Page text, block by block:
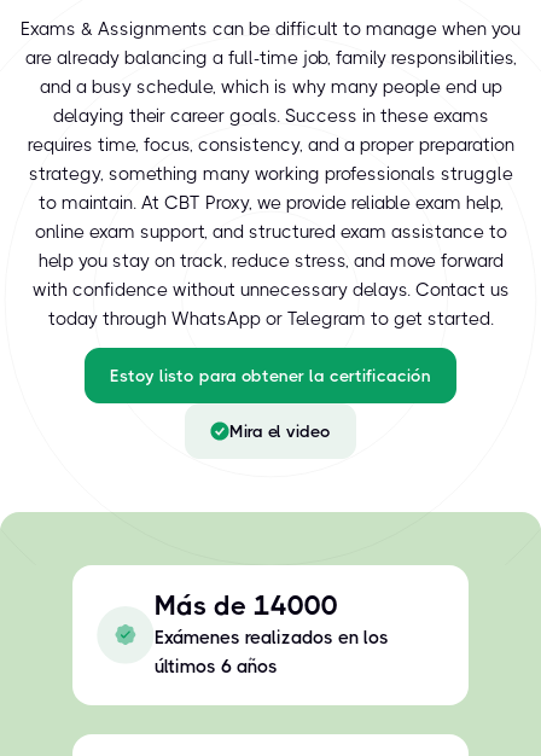
Exams & Assignments can be difficult to manage when you
are already balancing a full-time job, family responsibilities,
and a busy schedule, which is why many people end up
delaying their career goals. Success in these exams
requires time, focus, consistency, and a proper preparation
strategy, something many working professionals struggle
to maintain. At CBT Proxy, we provide reliable exam help,
online exam support, and structured exam assistance to
help you stay on track, reduce stress, and move forward
with confidence without unnecessary delays. Contact us
today through WhatsApp or Telegram to get started.
Estoy listo para obtener la certificación
Mira el video
Más de 14000
Exámenes realizados en los
últimos 6 años